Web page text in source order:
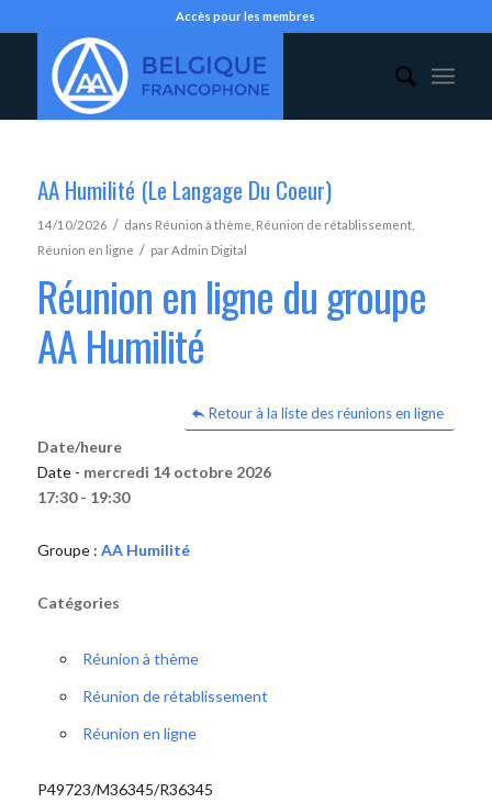
Accès pour les membres
AA Humilité (Le Langage Du Coeur)
14/10/2026 / dans Réunion à thème Réunion de rétablissement,
Réunion en ligne / parAdmin Digital
Réunion en ligne du groupe
AA Humilité
Retour à la liste des réunions en ligne
Date/heure
Date - mercredi 14 octobre 2026
17:30 - 19:30
Groupe : AA Humilité
Catégories
Réunion à thème
Réunion de rétablissement
Réunion en ligne
P49723/M36345/R36345